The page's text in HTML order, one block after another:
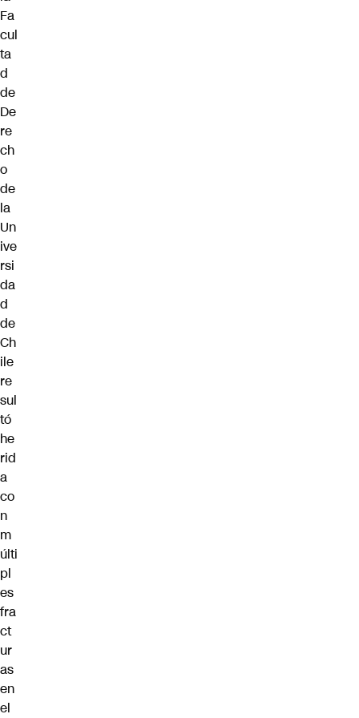
Fa
cul
ta
d
de
De
re
ch
o
de
la
Un
ive
rsi
da
d
de
Ch
ile
re
sul
tó
he
rid
a
co
n
m
últi
pl
es
fra
ct
ur
as
en
el